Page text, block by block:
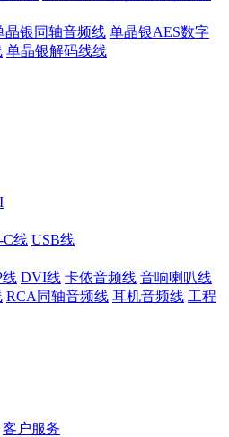
晶银同轴音频线 单晶银AES数字
单晶银解码线线
C线 USB线
线 DVI线 卡侬音频线 音响喇叭线
RCA同轴音频线 耳机音频线 工程
客户服务